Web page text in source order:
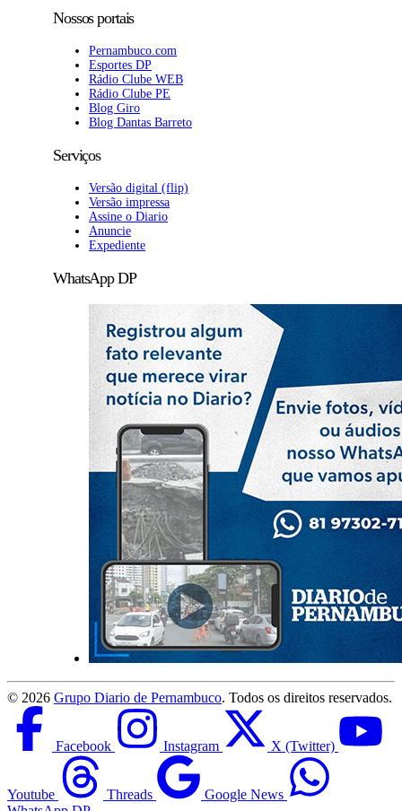
Nossos portais
Pernambuco.com
Esportes DP
Rádio Clube WEB
Rádio Clube PE
Blog Giro
Blog Dantas Barreto
Serviços
Versão digital (flip)
Versão impressa
Assine o Diario
Anuncie
Expediente
WhatsApp DP
© 2026 Grupo Diario de Pernambuco. Todos os direitos reservados.
Facebook Instagram X (Twitter)
Youtube Threads
Google News